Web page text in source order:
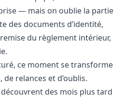
— mais on oublie la partie
des documents d’identité,
du règlement intérieur,
ce moment se transforme
relances et d’oublis.
des mois plus tard